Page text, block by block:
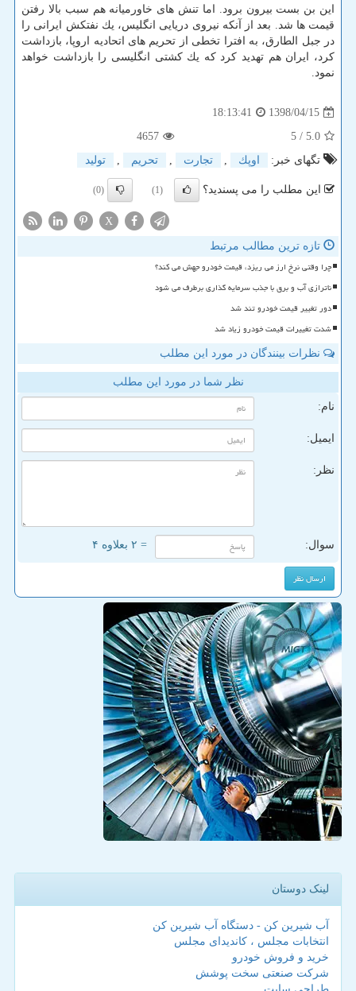
این بن بست بیرون برود. اما تنش های خاورمیانه هم سبب بالا رفتن
قیمت ها شد. بعد از آنكه نیروی دریایی انگلیس، یك نفتكش ایرانی را
در جبل الطارق، به افترا تخطی از تحریم های اتحادیه اروپا، بازداشت
كرد، ایران هم تهدید كرد كه یك كشتی انگلیسی را بازداشت خواهد
نمود.
1398/04/15
18:13:41
5.0
/ 5
4657
تگهای خبر:
اوپك , تجارت , تحریم , تولید
این مطلب را می پسندید؟ (1)
(0)
X
تازه ترین مطالب مرتبط
چرا وقتی نرخ ارز می ریزد، قیمت خودرو جهش می کند؟
ناترازی آب و برق با جذب سرمایه گذاری برطرف می شود
دور تغییر قیمت خودرو تند شد
شدت تغییرات قیمت خودرو زیاد شد
نظرات بینندگان در مورد این مطلب
نظر شما در مورد این مطلب
نام:
ایمیل:
نظر:
سوال: = ۲ بعلاوه ۴
لینک دوستان
آب شیرین کن - دستگاه آب شیرین کن
انتخابات مجلس ، کاندیدای مجلس
خرید و فروش خودرو
شرکت صنعتی سخت پوشش